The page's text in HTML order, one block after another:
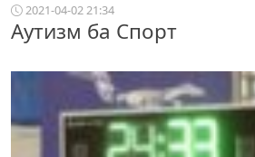
2021-04-02 21:34
Аутизм ба Спорт